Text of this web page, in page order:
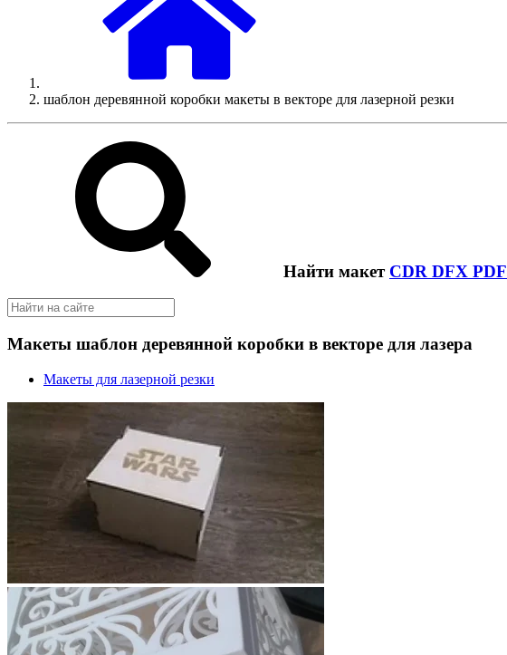
шаблон деревянной коробки макеты в векторе для лазерной резки
Найти макет CDR DFX PDF
Макеты шаблон деревянной коробки в векторе для лазера
Макеты для лазерной резки